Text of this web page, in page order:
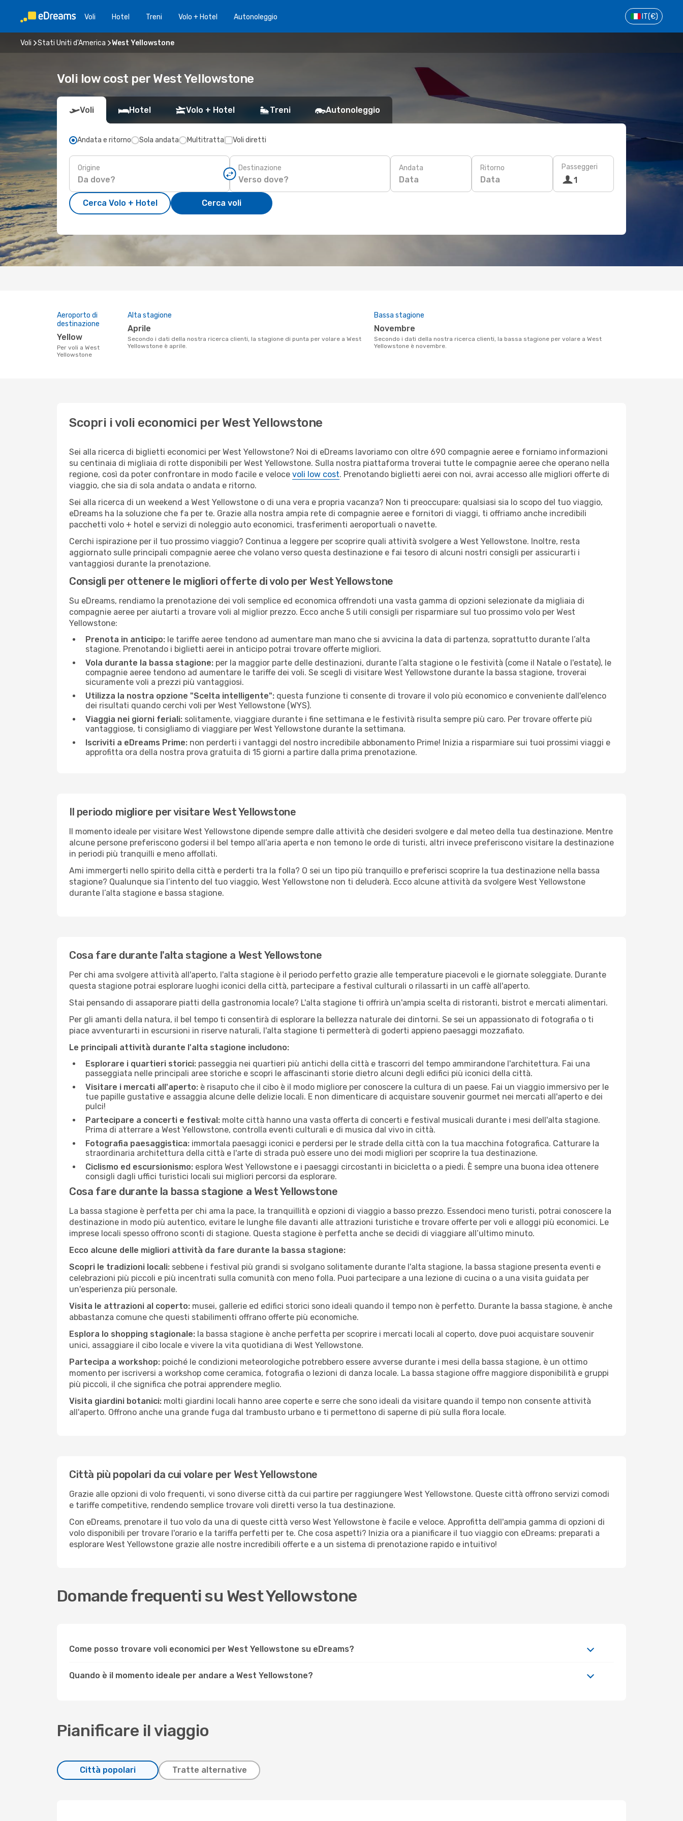
Voli Hotel Treni Volo + Hotel Autonoleggio IT(€)
Voli Stati Uniti d'America West Yellowstone
Voli low cost per West Yellowstone
Voli Hotel Volo + Hotel Treni Autonoleggio
Andata e ritorno Sola andata Multitratta Voli diretti
Origine Destinazione Andata
Data
Ritorno
Data
Passeggeri
1
Cerca Volo + Hotel Cerca voli
Aeroporto di
destinazione
Yellow
Per voli a West
Yellowstone
Alta stagione
aprile
Secondo i dati della nostra ricerca clienti, la stagione di punta per volare a West
Yellowstone è aprile.
Bassa stagione
novembre
Secondo i dati della nostra ricerca clienti, la bassa stagione per volare a West
Yellowstone è novembre.
Scopri i voli economici per West Yellowstone
Sei alla ricerca di biglietti economici per West Yellowstone? Noi di eDreams lavoriamo con oltre 690 compagnie aeree e forniamo informazioni
su centinaia di migliaia di rotte disponibili per West Yellowstone. Sulla nostra piattaforma troverai tutte le compagnie aeree che operano nella
regione, così da poter confrontare in modo facile e veloce voli low cost. Prenotando biglietti aerei con noi, avrai accesso alle migliori offerte di
viaggio, che sia di sola andata o andata e ritorno.
Sei alla ricerca di un weekend a West Yellowstone o di una vera e propria vacanza? Non ti preoccupare: qualsiasi sia lo scopo del tuo viaggio,
eDreams ha la soluzione che fa per te. Grazie alla nostra ampia rete di compagnie aeree e fornitori di viaggi, ti offriamo anche incredibili
pacchetti volo + hotel e servizi di noleggio auto economici, trasferimenti aeroportuali o navette.
Cerchi ispirazione per il tuo prossimo viaggio? Continua a leggere per scoprire quali attività svolgere a West Yellowstone. Inoltre, resta
aggiornato sulle principali compagnie aeree che volano verso questa destinazione e fai tesoro di alcuni nostri consigli per assicurarti i
vantaggiosi durante la prenotazione.
Consigli per ottenere le migliori offerte di volo per West Yellowstone
Su eDreams, rendiamo la prenotazione dei voli semplice ed economica offrendoti una vasta gamma di opzioni selezionate da migliaia di
compagnie aeree per aiutarti a trovare voli al miglior prezzo. Ecco anche 5 utili consigli per risparmiare sul tuo prossimo volo per West
Yellowstone:
Prenota in anticipo: le tariffe aeree tendono ad aumentare man mano che si avvicina la data di partenza, soprattutto durante l’alta
stagione. Prenotando i biglietti aerei in anticipo potrai trovare offerte migliori.
Vola durante la bassa stagione: per la maggior parte delle destinazioni, durante l’alta stagione o le festività (come il Natale o l'estate), le
compagnie aeree tendono ad aumentare le tariffe dei voli. Se scegli di visitare West Yellowstone durante la bassa stagione, troverai
sicuramente voli a prezzi più vantaggiosi.
Utilizza la nostra opzione "Scelta intelligente": questa funzione ti consente di trovare il volo più economico e conveniente dall'elenco
dei risultati quando cerchi voli per West Yellowstone (WYS).
Viaggia nei giorni feriali: solitamente, viaggiare durante i fine settimana e le festività risulta sempre più caro. Per trovare offerte più
vantaggiose, ti consigliamo di viaggiare per West Yellowstone durante la settimana.
Iscriviti a eDreams Prime: non perderti i vantaggi del nostro incredibile abbonamento Prime! Inizia a risparmiare sui tuoi prossimi viaggi e
approfitta ora della nostra prova gratuita di 15 giorni a partire dalla prima prenotazione.
Il periodo migliore per visitare West Yellowstone
Il momento ideale per visitare West Yellowstone dipende sempre dalle attività che desideri svolgere e dal meteo della tua destinazione. Mentre
alcune persone preferiscono godersi il bel tempo all’aria aperta e non temono le orde di turisti, altri invece preferiscono visitare la destinazione
in periodi più tranquilli e meno affollati.
Ami immergerti nello spirito della città e perderti tra la folla? O sei un tipo più tranquillo e preferisci scoprire la tua destinazione nella bassa
stagione? Qualunque sia l’intento del tuo viaggio, West Yellowstone non ti deluderà. Ecco alcune attività da svolgere West Yellowstone
durante l’alta stagione e bassa stagione.
Cosa fare durante l'alta stagione a West Yellowstone
Per chi ama svolgere attività all'aperto, l'alta stagione è il periodo perfetto grazie alle temperature piacevoli e le giornate soleggiate. Durante
questa stagione potrai esplorare luoghi iconici della città, partecipare a festival culturali o rilassarti in un caffè all'aperto.
Stai pensando di assaporare piatti della gastronomia locale? L'alta stagione ti offrirà un'ampia scelta di ristoranti, bistrot e mercati alimentari.
Per gli amanti della natura, il bel tempo ti consentirà di esplorare la bellezza naturale dei dintorni. Se sei un appassionato di fotografia o ti
piace avventurarti in escursioni in riserve naturali, l'alta stagione ti permetterà di goderti appieno paesaggi mozzafiato.
Le principali attività durante l'alta stagione includono:
Esplorare i quartieri storici: passeggia nei quartieri più antichi della città e trascorri del tempo ammirandone l'architettura. Fai una
passeggiata nelle principali aree storiche e scopri le affascinanti storie dietro alcuni degli edifici più iconici della città.
Visitare i mercati all'aperto: è risaputo che il cibo è il modo migliore per conoscere la cultura di un paese. Fai un viaggio immersivo per le
tue papille gustative e assaggia alcune delle delizie locali. E non dimenticare di acquistare souvenir gourmet nei mercati all'aperto e dei
pulci!
Partecipare a concerti e festival: molte città hanno una vasta offerta di concerti e festival musicali durante i mesi dell'alta stagione.
Prima di atterrare a West Yellowstone, controlla eventi culturali e di musica dal vivo in città.
Fotografia paesaggistica: immortala paesaggi iconici e perdersi per le strade della città con la tua macchina fotografica. Catturare la
straordinaria architettura della città e l'arte di strada può essere uno dei modi migliori per scoprire la tua destinazione.
Ciclismo ed escursionismo: esplora West Yellowstone e i paesaggi circostanti in bicicletta o a piedi. È sempre una buona idea ottenere
consigli dagli uffici turistici locali sui migliori percorsi da esplorare.
Cosa fare durante la bassa stagione a West Yellowstone
La bassa stagione è perfetta per chi ama la pace, la tranquillità e opzioni di viaggio a basso prezzo. Essendoci meno turisti, potrai conoscere la
destinazione in modo più autentico, evitare le lunghe file davanti alle attrazioni turistiche e trovare offerte per voli e alloggi più economici. Le
imprese locali spesso offrono sconti di stagione. Questa stagione è perfetta anche se decidi di viaggiare all’ultimo minuto.
Ecco alcune delle migliori attività da fare durante la bassa stagione:
Scopri le tradizioni locali: sebbene i festival più grandi si svolgano solitamente durante l'alta stagione, la bassa stagione presenta eventi e
celebrazioni più piccoli e più incentrati sulla comunità con meno folla. Puoi partecipare a una lezione di cucina o a una visita guidata per
un'esperienza più personale.
Visita le attrazioni al coperto: musei, gallerie ed edifici storici sono ideali quando il tempo non è perfetto. Durante la bassa stagione, è anche
abbastanza comune che questi stabilimenti offrano offerte più economiche.
Esplora lo shopping stagionale: la bassa stagione è anche perfetta per scoprire i mercati locali al coperto, dove puoi acquistare souvenir
unici, assaggiare il cibo locale e vivere la vita quotidiana di West Yellowstone.
Partecipa a workshop: poiché le condizioni meteorologiche potrebbero essere avverse durante i mesi della bassa stagione, è un ottimo
momento per iscriversi a workshop come ceramica, fotografia o lezioni di danza locale. La bassa stagione offre maggiore disponibilità e gruppi
più piccoli, il che significa che potrai apprendere meglio.
Visita giardini botanici: molti giardini locali hanno aree coperte e serre che sono ideali da visitare quando il tempo non consente attività
all'aperto. Offrono anche una grande fuga dal trambusto urbano e ti permettono di saperne di più sulla flora locale.
Città più popolari da cui volare per West Yellowstone
Grazie alle opzioni di volo frequenti, vi sono diverse città da cui partire per raggiungere West Yellowstone. Queste città offrono servizi comodi
e tariffe competitive, rendendo semplice trovare voli diretti verso la tua destinazione.
Con eDreams, prenotare il tuo volo da una di queste città verso West Yellowstone è facile e veloce. Approfitta dell'ampia gamma di opzioni di
volo disponibili per trovare l'orario e la tariffa perfetti per te. Che cosa aspetti? Inizia ora a pianificare il tuo viaggio con eDreams: preparati a
esplorare West Yellowstone grazie alle nostre incredibili offerte e a un sistema di prenotazione rapido e intuitivo!
Domande frequenti su West Yellowstone
Come posso trovare voli economici per West Yellowstone su eDreams?
Quando è il momento ideale per andare a West Yellowstone?
Pianificare il viaggio
Città popolari Tratte alternative